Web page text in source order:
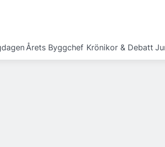
Årets Byggchef Krönikor & Debatt